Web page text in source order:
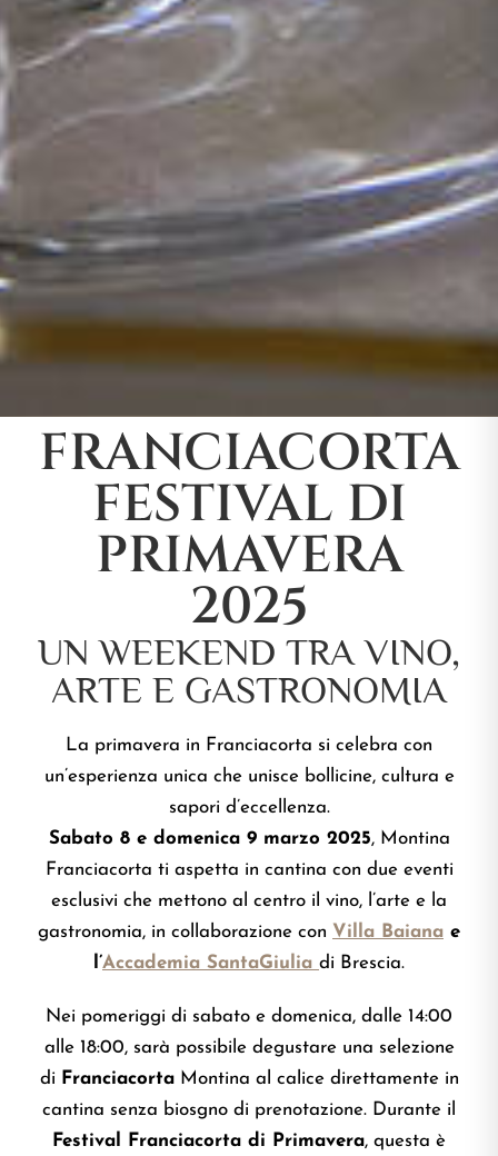
FRANCIACORTA
FESTIVAL DI
PRIMAVERA
2025
UN WEEKEND TRA VINO,
ARTE E GASTRONOMIA
La primavera in Franciacorta si celebra con
un’esperienza unica che unisce bollicine, cultura e
sapori d’eccellenza.
Sabato 8 e domenica 9 marzo 2025, Montina
Franciacorta ti aspetta in cantina con due eventi
esclusivi che mettono al centro il vino, l’arte e la
gastronomia, in collaborazione con Villa Baiana e
l’Accademia SantaGiulia di Brescia.
Nei pomeriggi di sabato e domenica, dalle 14:00
alle 18:00, sarà possibile degustare una selezione
di FranciacortaMontina al calice direttamente in
cantina senza biosgno di prenotazione. Durante il
Festival Franciacorta di Primavera, questa è